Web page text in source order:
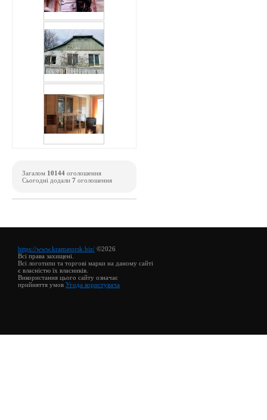
Загалом 10144 оголошення
Сьогодні додали 7 оголошення
https://www.kramatorsk.biz/ ©2026
Всі права захищені.
Всі логотипи та торгові марки на даному сайті
є власністю їх власників.
Використання цього сайту означає
прийняття умов Угода користувача